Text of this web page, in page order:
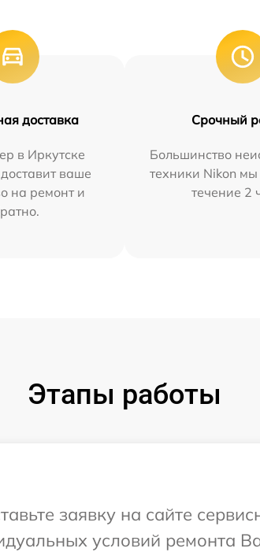
доставка
в Иркутске
ваше
на ремонт и
Срочный
Большинство
техники Nikon
течение 2
Этапы работы
заявку на сайте
условий ремонта